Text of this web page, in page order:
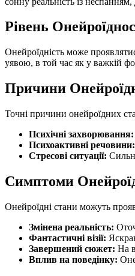
Рівень
Онейроїдність може
уявою, в той час як у важкій
Причини
Точні причини онейроїдних
Психічні захворювання:
Психоактивні речовини:
Стресові ситуації:
Симптоми
Онейроїдні стани можуть
Змінена реальність:
Фантастичні візії:
Завершений сюжет: На
Вплив на поведінку: